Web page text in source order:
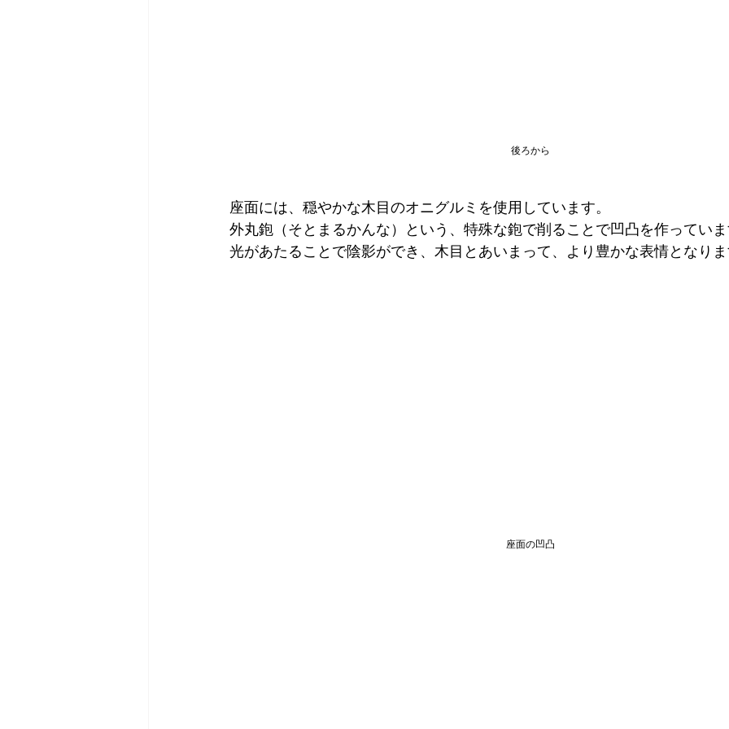
後ろから
座面には、穏やかな木目のオニグルミを使用しています。
外丸鉋（そとまるかんな）という、特殊な鉋で削ることで凹凸を作っていま
光があたることで陰影ができ、木目とあいまって、より豊かな表情となりま
座面の凹凸